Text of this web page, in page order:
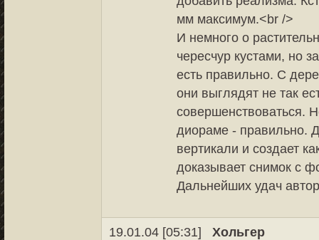
мм максимум.<br />
И немного о
чересчур кустами, но
есть правильно. С
они выглядят не так
совершенствоваться.
диораме - правильно.
вертикали и создает
доказывает снимок с
Дальнейших удач
19.01.04 [05:31]
Хольгер